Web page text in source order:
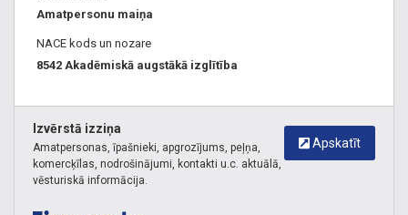
Amatpersonu maiņa
NACE kods un nozare
8542 Akadēmiskā augstākā izglītība
Apskatīt
Izvērstā izziņa
Amatpersonas, īpašnieki, apgrozījums, peļņa,
komercķīlas, nodrošinājumi, kontakti u.c. aktuālā,
vēsturiskā informācija.